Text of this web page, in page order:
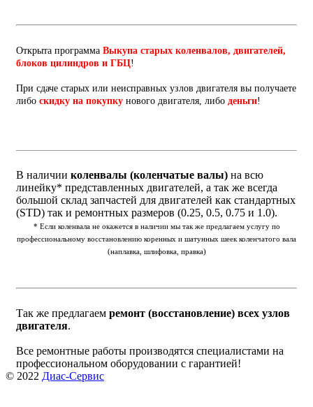
Открыта программа Выкупа старых коленвалов, двигателей,
блоков цилиндров и ГБЦ!
При сдаче старых или неисправных узлов двигателя вы получаете
либо скидку на покупку нового двигателя, либо деньги!
В наличии коленвалы (коленчатые валы) на всю
линейку* представленных двигателей, а так же всегда
большой склад запчастей для двигателей как стандартных
(STD) так и ремонтных размеров (0.25, 0.5, 0.75 и 1.0).
* Если коленвала не окажется в наличии мы так же предлагаем услугу по
профессиональному восстановлению коренных и шатунных шеек коленчатого вала
(наплавка, шлифовка, правка)
Так же предлагаем ремонт (восстановление) всех узлов
двигателя.
Все ремонтные работы производятся специалистами на
профессиональном оборудовании с гарантией!
© 2022 Диас-Сервис